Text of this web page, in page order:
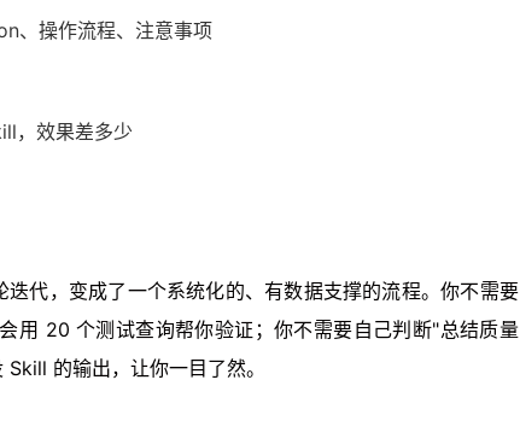
操作流程、注意事项
，效果差多少
代，变成了一个系统化的、有数据支撑的流程。你不需要
用 20 个测试查询帮你验证；你不需要自己判断"总结质量
的输出，让你一目了然。